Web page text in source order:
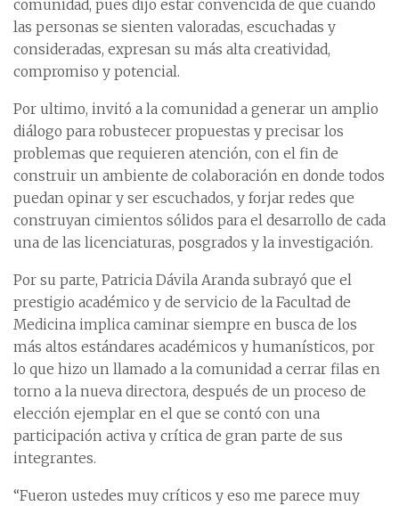
comunidad, pues dijo estar convencida de que cuando
las personas se sienten valoradas, escuchadas y
consideradas, expresan su más alta creatividad,
compromiso y potencial.
Por ultimo, invitó a la comunidad a generar un amplio
diálogo para robustecer propuestas y precisar los
problemas que requieren atención, con el fin de
construir un ambiente de colaboración en donde todos
puedan opinar y ser escuchados, y forjar redes que
construyan cimientos sólidos para el desarrollo de cada
una de las licenciaturas, posgrados y la investigación.
Por su parte, Patricia Dávila Aranda subrayó que el
prestigio académico y de servicio de la Facultad de
Medicina implica caminar siempre en busca de los
más altos estándares académicos y humanísticos, por
lo que hizo un llamado a la comunidad a cerrar filas en
torno a la nueva directora, después de un proceso de
elección ejemplar en el que se contó con una
participación activa y crítica de gran parte de sus
integrantes.
“Fueron ustedes muy críticos y eso me parece muy